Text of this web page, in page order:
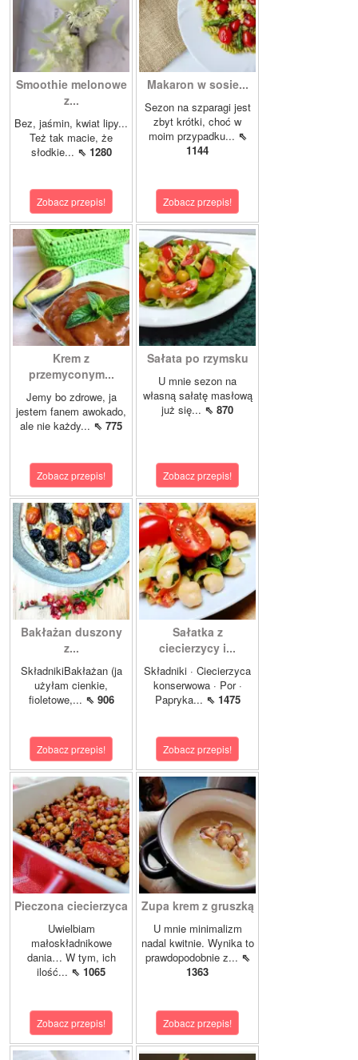
Smoothie melonowe
z...
Bez, jaśmin, kwiat lipy...
Też tak macie, że
słodkie... ⇖ 1280
Zobacz przepis!
Makaron w sosie...
Sezon na szparagi jest
zbyt krótki, choć w
moim przypadku... ⇖
1144
Zobacz przepis!
Krem z
przemyconym...
Jemy bo zdrowe, ja
jestem fanem awokado,
ale nie każdy... ⇖ 775
Zobacz przepis!
Sałata po rzymsku
U mnie sezon na
własną sałatę masłową
już się... ⇖ 870
Zobacz przepis!
Bakłażan duszony
z...
SkładnikiBakłażan (ja
użyłam cienkie,
fioletowe,... ⇖ 906
Zobacz przepis!
Sałatka z
ciecierzycy i...
Składniki · Ciecierzyca
konserwowa · Por ·
Papryka... ⇖ 1475
Zobacz przepis!
Pieczona ciecierzyca
Uwielbiam
małoskładnikowe
dania… W tym, ich
ilość... ⇖ 1065
Zobacz przepis!
Zupa krem z gruszką
U mnie minimalizm
nadal kwitnie. Wynika to
prawdopodobnie z... ⇖
1363
Zobacz przepis!